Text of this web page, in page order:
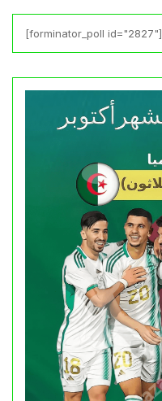
[forminator_poll id="2827"]